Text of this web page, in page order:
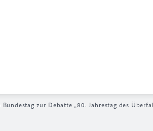
zur Debatte „80. Jahrestag des